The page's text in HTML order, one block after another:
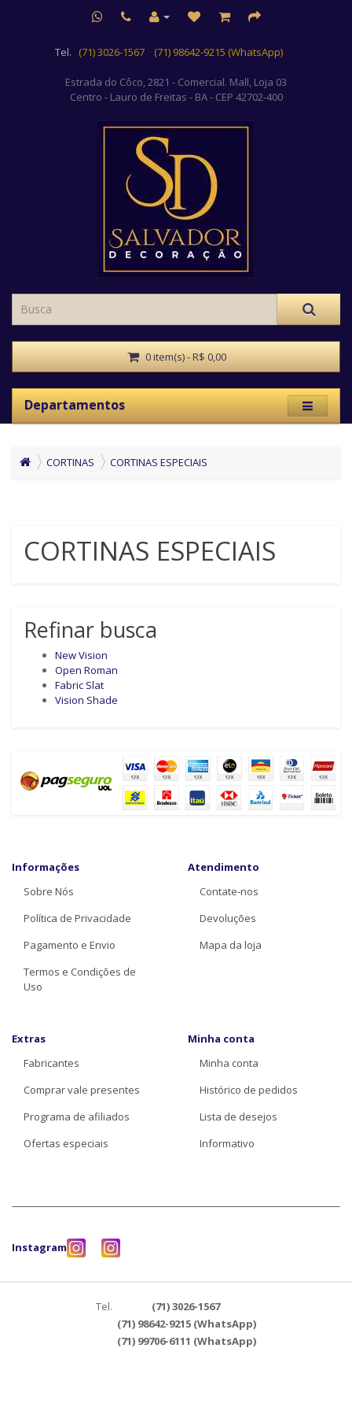
Tel. (71) 3026-1567 (71) 98642-9215 (WhatsApp)
Estrada do Côco, 2821 - Comercial. Mall, Loja 03
Centro - Lauro de Freitas - BA - CEP 42702-400
0 item(s) - R$ 0,00
Departamentos
CORTINAS CORTINAS ESPECIAIS
CORTINAS ESPECIAIS
Refinar busca
New Vision
Open Roman
Fabric Slat
Vision Shade
Informações
Sobre Nós
Política de Privacidade
Pagamento e Envio
Termos e Condições de
Uso
Atendimento
Contate-nos
Devoluções
Mapa da loja
Extras
Fabricantes
Comprar vale presentes
Programa de afiliados
Ofertas especiais
Minha conta
Minha conta
Histórico de pedidos
Lista de desejos
Informativo
Instagram
Tel.
(71) 3026-1567
(71) 98642-9215 (WhatsApp)
(71) 99706-6111 (WhatsApp)